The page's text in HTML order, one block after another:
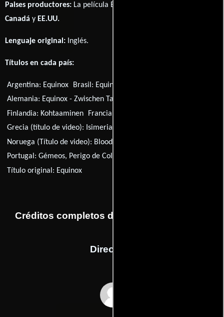
Paises productores: La película Equinox fué producida en
Canadá y EE.UU.
Lenguaje original: Inglés.
Títulos en cada país:
Argentina: Equinox Brasil: Equinox
Alemania: Equinox - Zwischen Tag und Nacht
Finlandia: Kohtaaminen Francia (título de TV):
Grecia (título de video): Isimeria
Noruega (Título de video): Blood Brothers
Portugal:Gémeos, Perigo de Colisão
Título original: Equinox
Créditos completos de la película Equinox
Dirección